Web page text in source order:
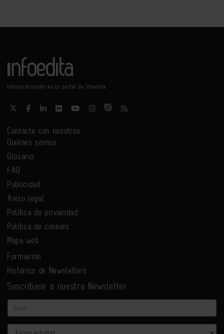
Infoconstrucción es un portal de Infoedita
Contacte con nosotros
Quiénes somos
Glosario
FAQ
Publicidad
Aviso legal
Política de privacidad
Política de cookies
Mapa web
Formación
Histórico de Newsletters
Suscríbase a nuestra Newsletter
Email
Actividad